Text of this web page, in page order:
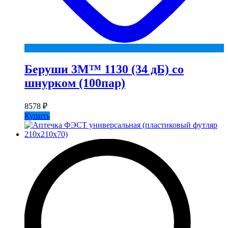
Беруши 3М™ 1130 (34 дБ) со
шнурком (100пар)
8578 ₽
Купить